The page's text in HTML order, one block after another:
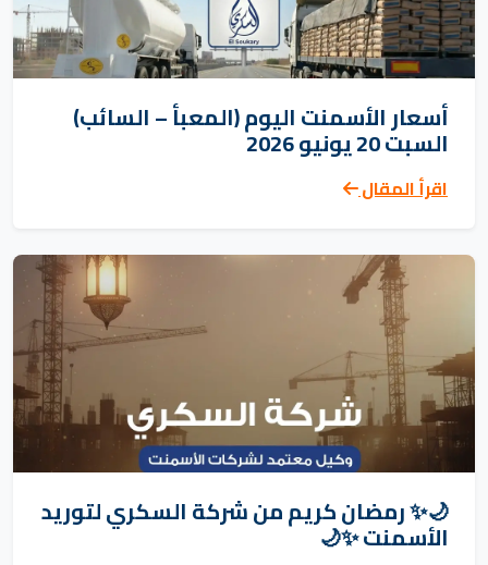
أسعار الأسمنت اليوم (المعبأ – السائب)
السبت 20 يونيو 2026
اقرأ المقال
🌙✨ رمضان كريم من شركة السكري لتوريد
الأسمنت ✨🌙